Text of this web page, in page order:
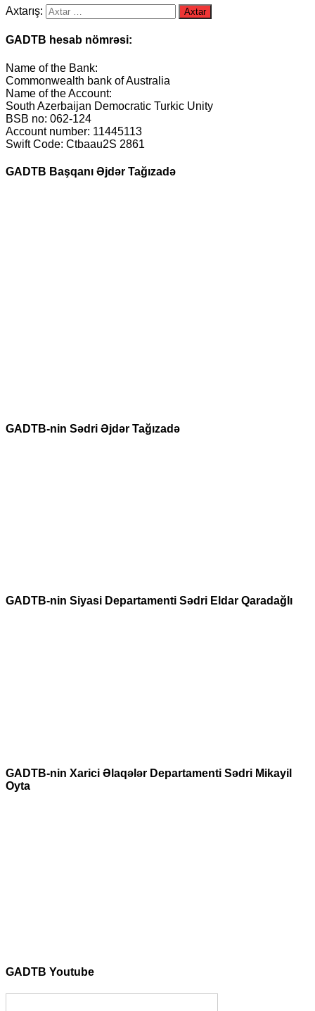
Axtarış:
GADTB hesab nömrəsi:
Name of the Bank:
Commonwealth bank of Australia
Name of the Account:
South Azerbaijan Democratic Turkic Unity
BSB no: 062-124
Account number: 11445113
Swift Code: Ctbaau2S 2861
GADTB Başqanı Əjdər Tağızadə
GADTB-nin Sədri Əjdər Tağızadə
GADTB-nin Siyasi Departamenti Sədri Eldar Qaradağlı
GADTB-nin Xarici Əlaqələr Departamenti Sədri Mikayil
Oyta
GADTB Youtube